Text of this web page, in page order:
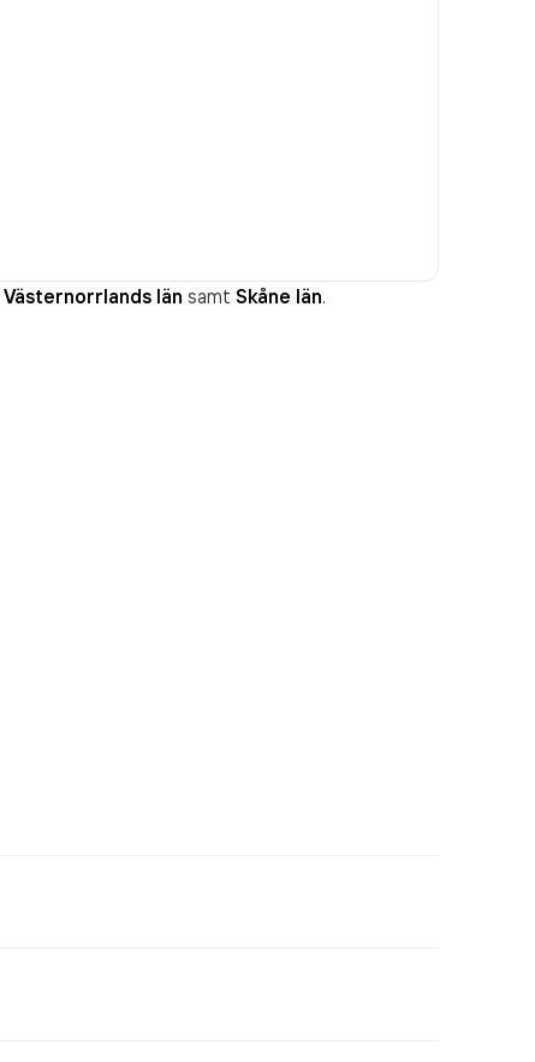
Västernorrlands län samt Skåne län.